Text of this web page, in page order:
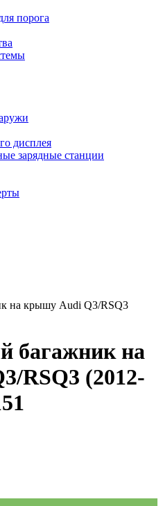
порога
дисплея
зарядные станции
на крышу Audi Q3/RSQ3
багажник на
RSQ3 (2012-